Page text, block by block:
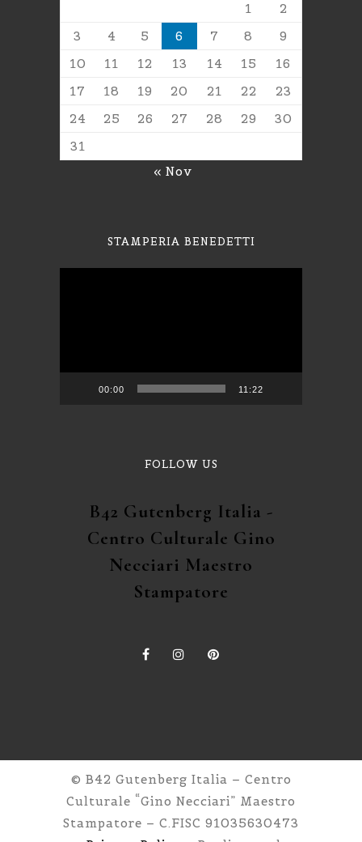
1
2
3
4 5 6 7 8
9
10
11 12 13 14 15
16
17
18 19 20 21 22
23
24
25 26 27 28 29
30
31
« Nov
STAMPERIA BENEDETTI
00:00 11:22
FOLLOW US
B42 Gutenberg Italia -
Centro Culturale Gino
Necciari Maestro
Stampatore
© B42 Gutenberg Italia – Centro
Culturale “Gino Necciari” Maestro
Stampatore – C.FISC 91035630473